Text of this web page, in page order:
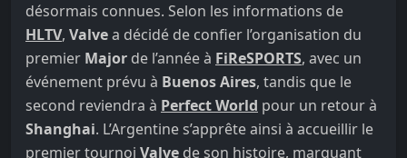
désormais connues. Selon les informations de
HLTV, Valvea décidé de confier l’organisation du
premier Major de l’année à FiReSPORTS, avec un
événement prévu à Buenos Aires, tandis que le
second reviendra à Perfect World pour un retour à
Shanghai. L’Argentine s’apprête ainsi à accueillir le
premier tournoi Valve de son histoire, marquant